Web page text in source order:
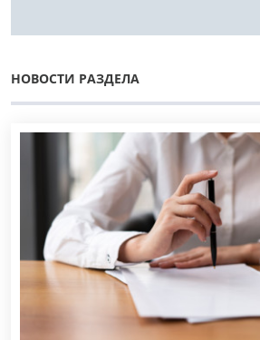
НОВОСТИ РАЗДЕЛА